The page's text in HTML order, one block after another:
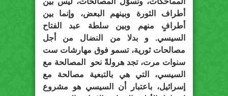
أطراف الثورة وبينهم البعض، وإنما بين
أطرافٍ منهم وبين سلطة عبد الفتاح
السيسي. و بدلا من النضال من أجل
مصالحات ثورية، تسمو فوق مهارشات ست
سنوات مرت، تجد هرولةً نحو المصالحة مع
السيسي، التي هي بالتبعية مصالحة مع
إسرائيل، باعتبار أن السيسي هو مشروع